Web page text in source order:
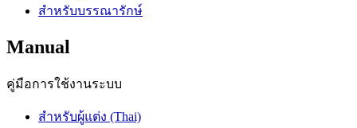
สำหรับบรรณารักษ์
Manual
คู่มือการใช้งานระบบ
สำหรับผู้แต่ง (Thai)